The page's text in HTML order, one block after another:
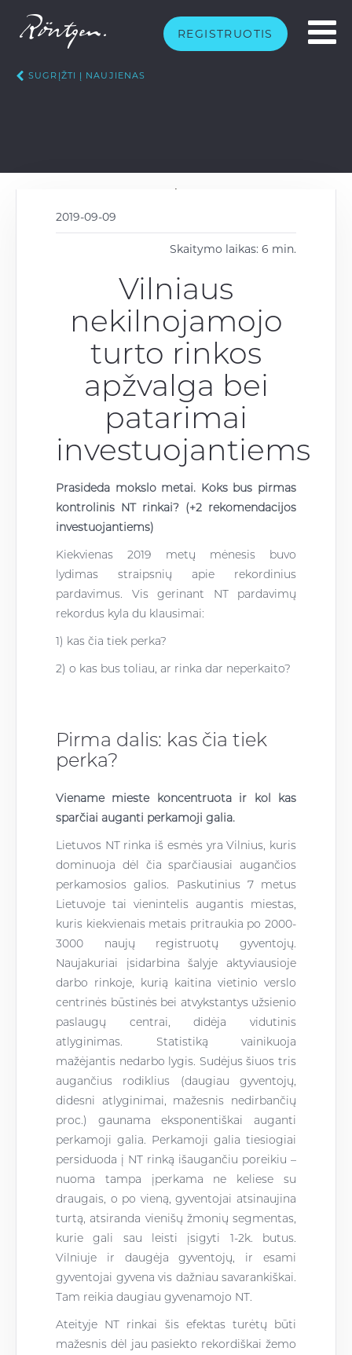
REGISTRUOTIS
SUGRĮŽTI Į NAUJIENAS
2019-09-09
Skaitymo laikas: 6 min.
Vilniaus
nekilnojamojo
turto rinkos
apžvalga bei
patarimai
investuojantiems
Prasideda mokslo metai. Koks bus pirmas
kontrolinis NT rinkai? (+2 rekomendacijos
investuojantiems)
Kiekvienas 2019 metų mėnesis buvo
lydimas straipsnių apie rekordinius
pardavimus. Vis gerinant NT pardavimų
rekordus kyla du klausimai:
1) kas čia tiek perka?
2) o kas bus toliau, ar rinka dar neperkaito?
Pirma dalis: kas čia tiek
perka?
Viename mieste koncentruota ir kol kas
sparčiai auganti perkamoji galia.
Lietuvos NT rinka iš esmės yra Vilnius, kuris
dominuoja dėl čia sparčiausiai augančios
perkamosios galios. Paskutinius 7 metus
Lietuvoje tai vienintelis augantis miestas,
kuris kiekvienais metais pritraukia po 2000-
3000 naujų registruotų gyventojų.
Naujakuriai įsidarbina šalyje aktyviausioje
darbo rinkoje, kurią kaitina vietinio verslo
centrinės būstinės bei atvykstantys užsienio
paslaugų centrai, didėja vidutinis
atlyginimas. Statistiką vainikuoja
mažėjantis nedarbo lygis. Sudėjus šiuos tris
augančius rodiklius (daugiau gyventojų,
didesni atlyginimai, mažesnis nedirbančių
proc.) gaunama eksponentiškai auganti
perkamoji galia. Perkamoji galia tiesiogiai
persiduoda į NT rinką išaugančiu poreikiu –
nuoma tampa įperkama ne keliese su
draugais, o po vieną, gyventojai atsinaujina
turtą, atsiranda vienišų žmonių segmentas,
kurie gali sau leisti įsigyti 1-2k. butus.
Vilniuje ir daugėja gyventojų, ir esami
gyventojai gyvena vis dažniau savarankiškai.
Tam reikia daugiau gyvenamojo NT.
Ateityje NT rinkai šis efektas turėtų būti
mažesnis dėl jau pasiekto rekordiškai žemo